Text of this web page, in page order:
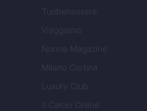
Tuobenessere
Viaggiamo
Nonne Magazine
Milano Cortina
Luxury Club
Il Calcio Online